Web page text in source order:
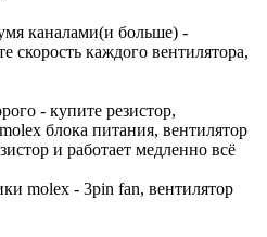
каналами(и больше) -
скорость каждого вентилятора,
- купите резистор,
блока питания, вентилятор
и работает медленно всё
molex - 3pin fan, вентилятор